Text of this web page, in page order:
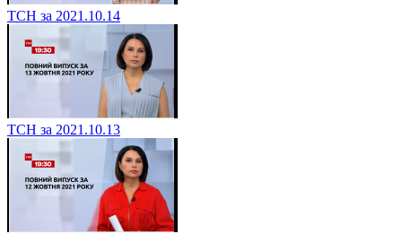
ТСН за 2021.10.14
ТСН за 2021.10.13